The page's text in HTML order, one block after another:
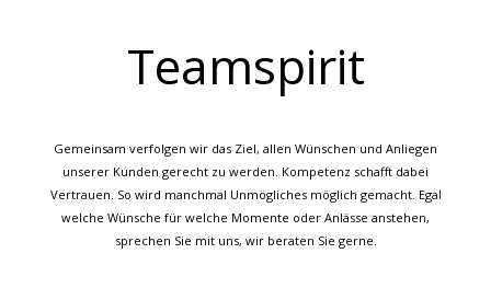
Teamspirit
Gemeinsam verfolgen wir das Ziel, allen Wünschen und Anliegen
unserer Kunden gerecht zu werden. Kompetenz schafft dabei
Vertrauen. So wird manchmal Unmögliches möglich gemacht. Egal
welche Wünsche für welche Momente oder Anlässe anstehen,
sprechen Sie mit uns, wir beraten Sie gerne.